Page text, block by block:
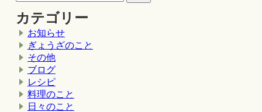
カテゴリー
お知らせ
ぎょうざのこと
その他
ブログ
レシピ
料理のこと
日々のこと